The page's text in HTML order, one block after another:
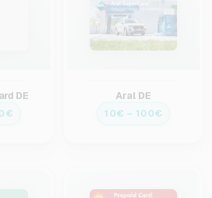
DE
Aral DE
10€ – 100€